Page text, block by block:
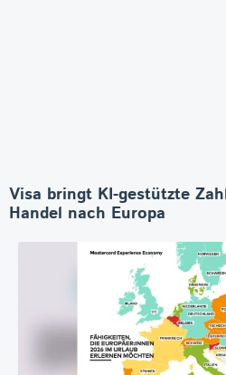
Visa bringt KI-gestützte
Handel nach Europa